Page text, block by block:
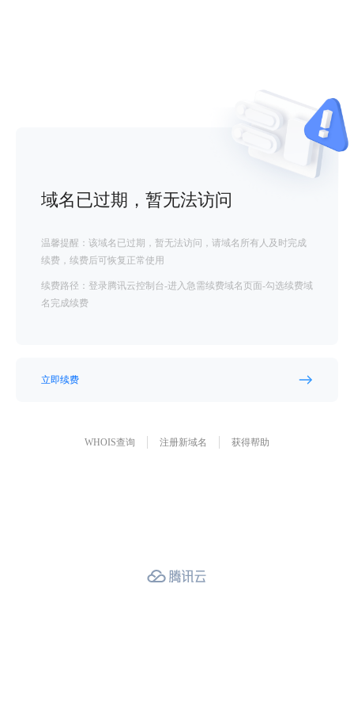
域名已过期，暂无法访问
温馨提醒：该域名已过期，暂无法访问，请域名所有人及时完成
续费，续费后可恢复正常使用
续费路径：登录腾讯云控制台-进入急需续费域名页面-勾选续费域
名完成续费
立即续费
WHOIS查询 注册新域名 获得帮助